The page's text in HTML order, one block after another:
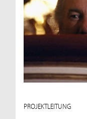
PROJEKTLEITUNG